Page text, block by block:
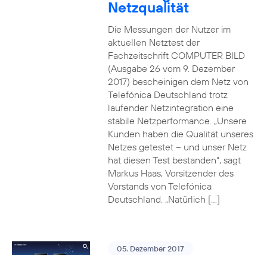
Netzqualität
Die Messungen der Nutzer im
aktuellen Netztest der
Fachzeitschrift COMPUTER BILD
(Ausgabe 26 vom 9. Dezember
2017) bescheinigen dem Netz von
Telefónica Deutschland trotz
laufender Netzintegration eine
stabile Netzperformance. „Unsere
Kunden haben die Qualität unseres
Netzes getestet – und unser Netz
hat diesen Test bestanden“, sagt
Markus Haas, Vorsitzender des
Vorstands von Telefónica
Deutschland. „Natürlich […]
05. Dezember 2017